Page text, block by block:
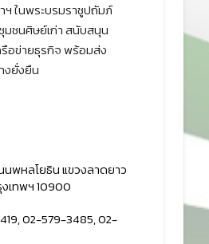
ฯ ในพระบรมราชูปถัมภ์
มชนศิษย์เก่า สนับสนุน
รือข่ายธุรกิจ พร้อมส่ง
งยั่งยืน
นพหลโยธิน แขวงลาดยาว
เทพฯ 10900
02-579-3485, 02-